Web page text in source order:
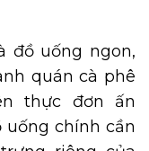
đồ uống ngon,
quán cà phê
thực đơn ấn
chính cần